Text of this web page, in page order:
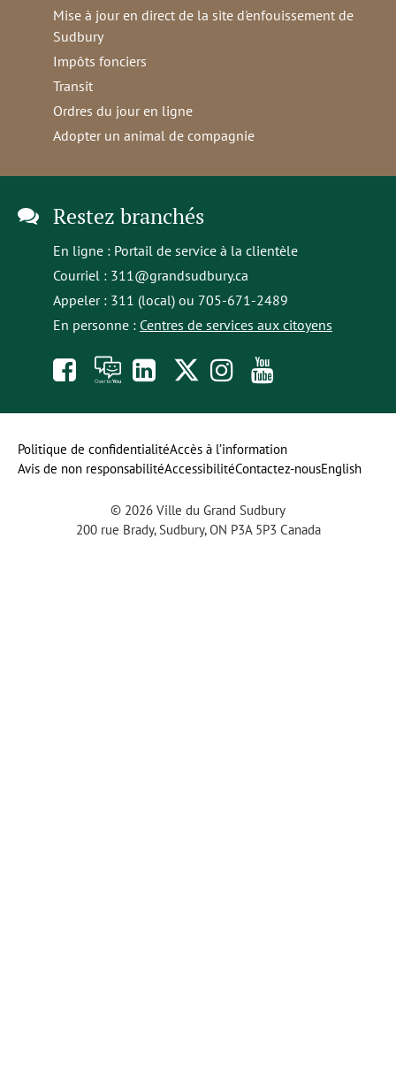
Mise à jour en direct de la site d'enfouissement de
Sudbury
Impôts fonciers
Transit
Ordres du jour en ligne
Adopter un animal de compagnie
Restez branchés
En ligne : Portail de service à la clientèle
Courriel : 311@grandsudbury.ca
Appeler : 311 (local) ou 705-671-2489
En personne : Centres de services aux citoyens
Like
us
on
Facebook
À
toi
la
opens
in
a
tab
Follow
us
on
Follow
us
on
Instagram
to
our
YouTube
channel
© 2026 Ville du Grand Sudbury
200 rue Brady, Sudbury, ON P3A 5P3 Canada
Politique de confidentialitéAccès à l’information
Avis de non responsabilitéAccessibilitéContactez-nousEnglish